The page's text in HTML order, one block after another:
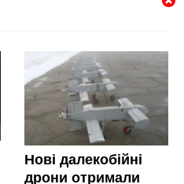
Нові далекобійні
дрони отримали